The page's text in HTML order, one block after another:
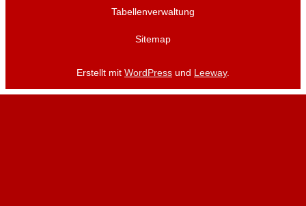
Tabellenverwaltung
Sitemap
Erstellt mit WordPress und Leeway.